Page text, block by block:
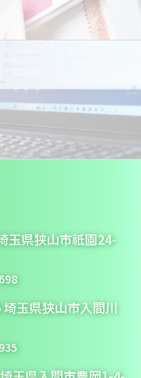
玉県狭山市祇園24-
玉県狭山市入間川